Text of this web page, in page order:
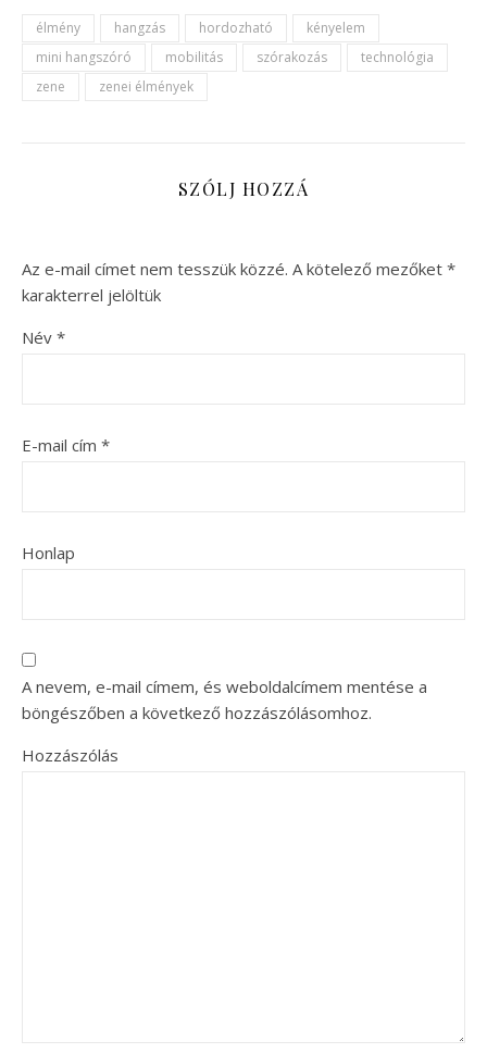
élmény hangzás hordozható
kényelem
mini hangszóró
mobilitás szórakozás
technológia
zene
zenei élmények
SZÓLJ HOZZÁ
Az e-mail címet nem tesszük közzé. A kötelező mezőket *
karakterrel jelöltük
Név *
E-mail cím *
Honlap
A nevem, e-mail címem, és weboldalcímem mentése a
böngészőben a következő hozzászólásomhoz.
Hozzászólás